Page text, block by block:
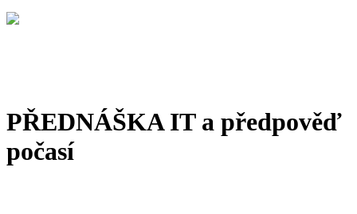
PŘEDNÁŠKA IT a předpověď
počasí